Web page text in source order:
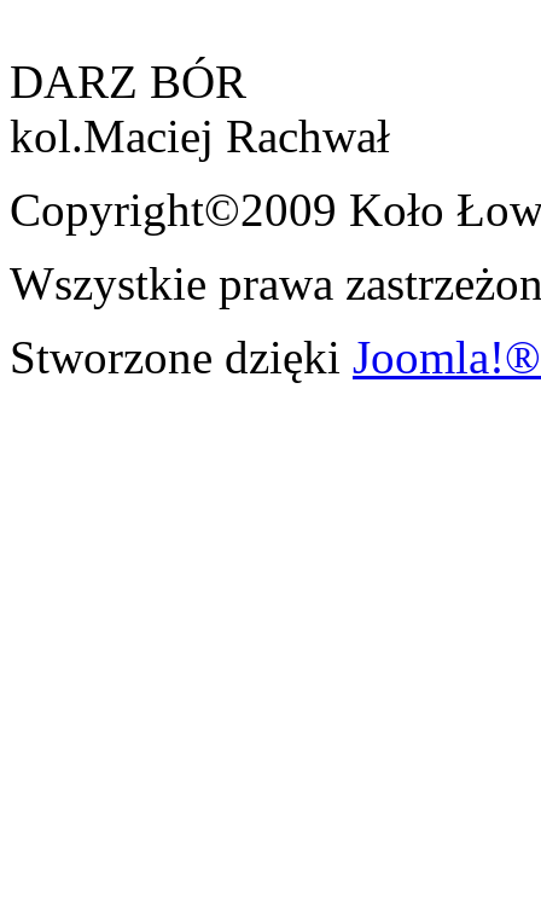
DARZ BÓR
kol.Maciej Rachwał
Copyright©2009 Koło
Wszystkie prawa
Stworzone dzięki Joomla!®